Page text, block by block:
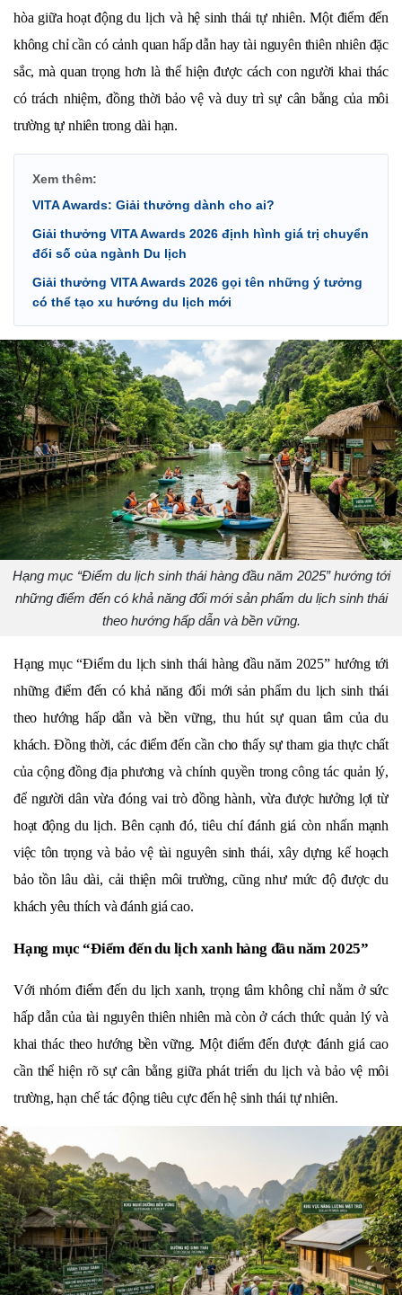
hòa giữa hoạt động du lịch và hệ sinh thái tự nhiên. Một điểm đến
không chỉ cần có cảnh quan hấp dẫn hay tài nguyên thiên nhiên đặc
sắc, mà quan trọng hơn là thể hiện được cách con người khai thác
có trách nhiệm, đồng thời bảo vệ và duy trì sự cân bằng của môi
trường tự nhiên trong dài hạn.
Xem thêm:
VITA Awards: Giải thưởng dành cho ai?
Giải thưởng VITA Awards 2026 định hình giá trị chuyển
đổi số của ngành Du lịch
Giải thưởng VITA Awards 2026 gọi tên những ý tưởng
có thể tạo xu hướng du lịch mới
Hạng mục “Điểm du lịch sinh thái hàng đầu năm 2025” hướng tới
những điểm đến có khả năng đổi mới sản phẩm du lịch sinh thái
theo hướng hấp dẫn và bền vững.
Hạng mục “Điểm du lịch sinh thái hàng đầu năm 2025” hướng tới
những điểm đến có khả năng đổi mới sản phẩm du lịch sinh thái
theo hướng hấp dẫn và bền vững, thu hút sự quan tâm của du
khách. Đồng thời, các điểm đến cần cho thấy sự tham gia thực chất
của cộng đồng địa phương và chính quyền trong công tác quản lý,
để người dân vừa đóng vai trò đồng hành, vừa được hưởng lợi từ
hoạt động du lịch. Bên cạnh đó, tiêu chí đánh giá còn nhấn mạnh
việc tôn trọng và bảo vệ tài nguyên sinh thái, xây dựng kế hoạch
bảo tồn lâu dài, cải thiện môi trường, cũng như mức độ được du
khách yêu thích và đánh giá cao.
Hạng mục “Điểm đến du lịch xanh hàng đầu năm 2025”
Với nhóm điểm đến du lịch xanh, trọng tâm không chỉ nằm ở sức
hấp dẫn của tài nguyên thiên nhiên mà còn ở cách thức quản lý và
khai thác theo hướng bền vững. Một điểm đến được đánh giá cao
cần thể hiện rõ sự cân bằng giữa phát triển du lịch và bảo vệ môi
trường, hạn chế tác động tiêu cực đến hệ sinh thái tự nhiên.